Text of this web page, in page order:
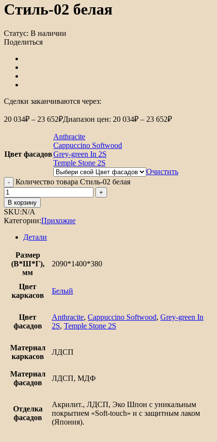
Стиль-02 белая
Статус: В наличии
Поделиться
Сделки заканчиваются через:
20 034₽ – 23 652₽Диапазон цен: 20 034₽ – 23 652₽
Цвет фасадов
Anthracite
Cappuccino Softwood
Grey-green In 2S
Temple Stone 2S
Очистить
Количество товара Стиль-02 белая
В корзину
SKU:N/A
Категории:Прихожие
Детали
Размер
(В*Ш*Г),
мм
2090*1400*380
Цвет
каркасов
Белый
Цвет
фасадов
Anthracite, Cappuccino Softwood, Grey-green In
2S, Temple Stone 2S
Материал
каркасов
ЛДСП
Материал
фасадов
ЛДСП, МДФ
Отделка
фасадов
Акрилит., ЛДСП, Эко Шпон с уникальным
покрытием «Soft-touch» и с защитным лаком
(Япония).